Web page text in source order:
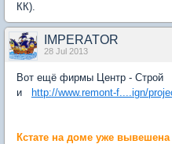
КК).
IMPERATOR
28 Jul 2013
Вот ещё фирмы Центр - Строй
и
http://www.remont-f....ign/
Кстате на доме уже